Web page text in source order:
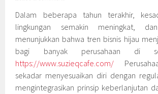
Dalam beberapa tahun terakhir,
lingkungan semakin meningkat,
menunjukkan bahwa tren bisnis hijau
bagi banyak perusahaan di
https://www.suzieqcafe.com/
sekadar menyesuaikan diri dengan
mengintegrasikan prinsip keberlanjutan